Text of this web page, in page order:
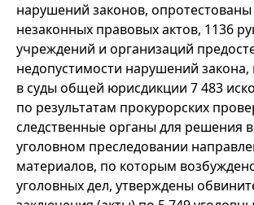
нарушений законов, опротестованы
незаконных правовых актов, 1136
учреждений и организаций
недопустимости нарушений
в суды общей юрисдикции 7 483
по результатам прокурорских
следственные органы для решения
уголовном преследовании
материалов, по которым
уголовных дел, утверждены